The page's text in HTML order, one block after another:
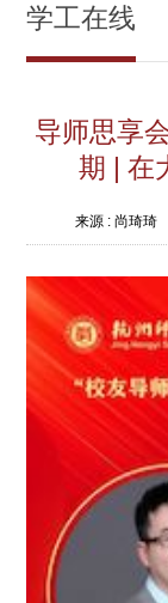
学工在线
导师思享
期 | 在
来源 : 尚琦琦